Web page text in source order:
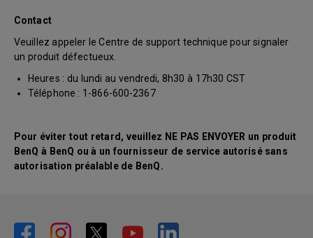
Contact
Veuillez appeler le Centre de support technique pour signaler
un produit défectueux.
Heures : du lundi au vendredi, 8h30 à 17h30 CST
Téléphone : 1-866-600-2367
Pour éviter tout retard, veuillez NE PAS ENVOYER un produit
BenQ à BenQ ou à un fournisseur de service autorisé sans
autorisation préalable de BenQ.